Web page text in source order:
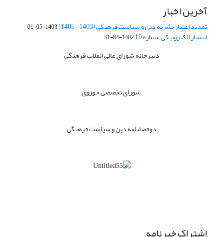
آخرین اخبار
تمدید اعتبار نشریه دین و سیاست فرهنگی (1403- 1405) 1403-05-01
انتشار الکترونیکی شماره 19 1402-04-31
دبیرخانه شورای عالی انقلاب فرهنگی
شورای تخصصی حوزوی
دوفصلنامه دین و سیاست فرهنگی